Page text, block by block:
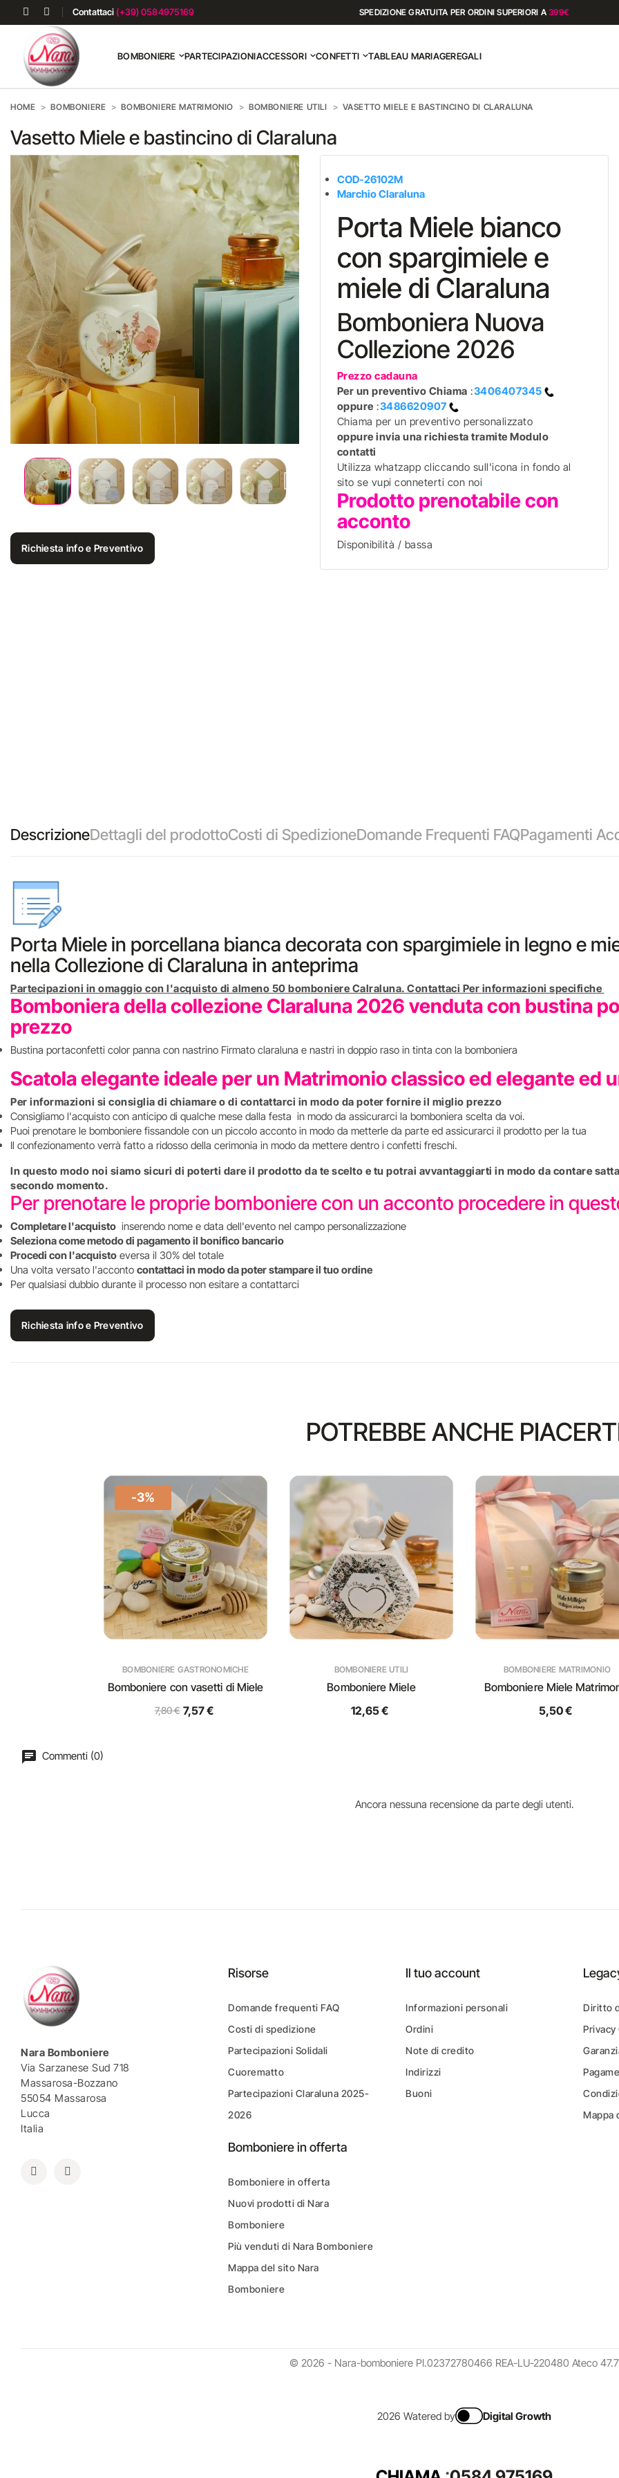
Contattaci (+39) 0584975169 SPEDIZIONE GRATUITA PER ORDINI SUPERIORI A399€
BOMBONIERE PARTECIPAZIONIACCESSORI CONFETTI TABLEAU MARIAGEREGALI
HOME BOMBONIERE BOMBONIERE MATRIMONIO BOMBONIERE UTILI VASETTO MIELE E BASTINCINO DI CLARALUNA
Vasetto Miele e bastincino di Claraluna
Richiesta info e Preventivo
COD-26102M
Marchio Claraluna
Porta Miele bianco
con spargimiele e
miele di Claraluna
Bomboniera Nuova
Collezione 2026
Prezzo cadauna
Per un preventivo Chiama :3406407345
oppure :3486620907
Chiama per un preventivo personalizzato
oppure invia una richiesta tramite Modulo
contatti
Utilizza whatzapp cliccando sull'icona in fondo al
sito se vupi conneterti con noi
Prodotto prenotabile con
acconto
Disponibilità / bassa
DescrizioneDettagli del prodottoCosti di SpedizioneDomande Frequenti FAQPagamenti
Porta Miele in porcellana bianca decorata con spargimiele in legno e
nella Collezione di Claraluna in anteprima
Partecipazioni in omaggio con l'acquisto di almeno 50 bomboniere Calraluna. Contattaci Per informazioni specifiche
Bomboniera della collezione Claraluna 2026 venduta con bustina
prezzo
Bustina portaconfetti color panna con nastrino Firmato claraluna e nastri in doppio raso in tinta con la bomboniera
Scatola elegante ideale per un Matrimonio classico ed elegante ed
Per informazioni si consiglia di chiamare o di contattarci in modo da poter fornire il miglio prezzo
Consigliamo l'acquisto con anticipo di qualche mese dalla festa in modo da assicurarci la bomboniera scelta da voi.
Puoi prenotare le bomboniere fissandole con un piccolo acconto in modo da metterle da parte ed assicurarci il prodotto per la tua
Il confezionamento verrà fatto a ridosso della cerimonia in modo da mettere dentro i confetti freschi.
In questo modo noi siamo sicuri di poterti dare il prodotto da te scelto e tu potrai avvantaggiarti in modo da contare
secondo momento.
Per prenotare le proprie bomboniere con un acconto procedere in
Completare l'acquisto inserendo nome e data dell'evento nel campo personalizzazione
Seleziona come metodo di pagamento il bonifico bancario
Procedi con l'acquisto eversa il 30% del totale
Una volta versato l'acconto contattaci in modo da poter stampare il tuo ordine
Per qualsiasi dubbio durante il processo non esitare a contattarci
Richiesta info e Preventivo
POTREBBE ANCHE
-3%
BOMBONIERE GASTRONOMICHE
Bomboniere con vasetti di Miele
7,80 € 7,57 €
BOMBONIERE UTILI
Bomboniere Miele
12,65 €
BOMBONIERE MATRIMONIO
Bomboniere Miele
5,50 €
Commenti (0)
Ancora nessuna recensione da parte degli utenti.
Nara Bomboniere
Via Sarzanese Sud 718
Massarosa-Bozzano
55054 Massarosa
Lucca
Italia
Risorse
Domande frequenti FAQ
Costi di spedizione
Partecipazioni Solidali
Cuorematto
Partecipazioni Claraluna 2025-
2026
Bomboniere in offerta
Bomboniere in offerta
Nuovi prodotti di Nara
Bomboniere
Più venduti di Nara Bomboniere
Mappa del sito Nara
Bomboniere
Il tuo account
Informazioni personali
Ordini
Note di credito
Indirizzi
Buoni
Diritto
Privacy
Mappa
© 2026 - Nara-bomboniere PI.02372780466 REA-LU-220480 Ateco
2026 Watered by Digital Growth